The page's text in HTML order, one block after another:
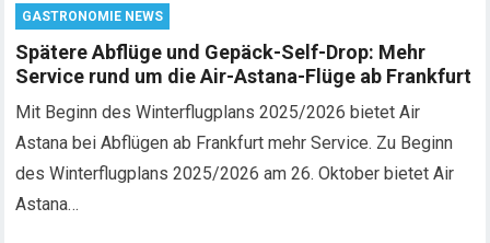
GASTRONOMIE NEWS
Spätere Abflüge und Gepäck-Self-Drop: Mehr
Service rund um die Air-Astana-Flüge ab Frankfurt
Mit Beginn des Winterflugplans 2025/2026 bietet Air
Astana bei Abflügen ab Frankfurt mehr Service. Zu Beginn
des Winterflugplans 2025/2026 am 26. Oktober bietet Air
Astana…